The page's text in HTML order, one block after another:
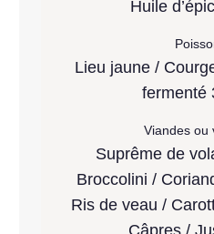
Huile
Lieu jaune /
fermenté
Viandes ou
Suprême de
Broccolini /
Ris de veau /
Câpres /